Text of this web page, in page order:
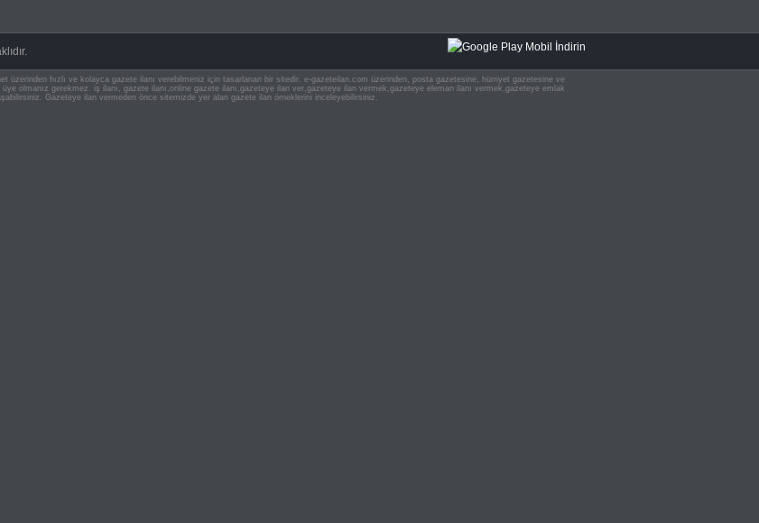
üzerinden hızlı ve kolayca gazete ilanı verebilmeniz için tasarlanan bir sitedir. e-gazeteilan.com üzerinden, posta gazetesine, hürriyet gazetesine ve
olmanız gerekmez. iş ilanı, gazete ilanı,online gazete ilanı,gazeteye ilan ver,gazeteye ilan vermek,gazeteye eleman ilanı vermek,gazeteye emlak
Gazeteye ilan vermeden önce sitemizde yer alan gazete ilan örneklerini inceleyebilirsiniz.